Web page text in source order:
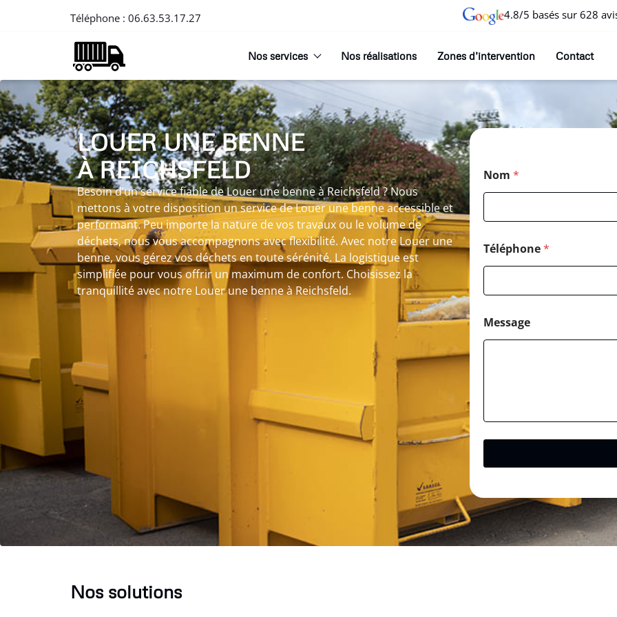
Téléphone : 06.63.53.17.27 4.8/5 basés sur 628
Nos services Nos réalisations Zones d’intervention Contact
LOUER UNE BENNE
À REICHSFELD
Besoin d’un service fiable de Louer une benne à Reichsfeld ? Nous
mettons à votre disposition un service de Louer une benne accessible et
performant. Peu importe la nature de vos travaux ou le volume de
déchets, nous vous accompagnons avec flexibilité. Avec notre Louer une
benne, vous gérez vos déchets en toute sérénité. La logistique est
simplifiée pour vous offrir un maximum de confort. Choisissez la
tranquillité avec notre Louer une benne à Reichsfeld.
Nom *
Téléphone*
Message
Nos solutions